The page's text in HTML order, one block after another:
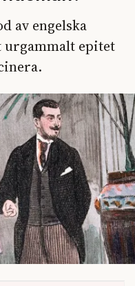
av engelska
epitet